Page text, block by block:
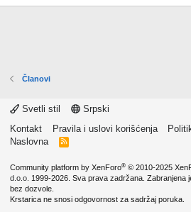
Članovi
Svetli stil
Srpski
Kontakt
Pravila i uslovi korišćenja
Naslovna
R
Community platform by XenForo® © 2010-2025
d.o.o. 1999-2026. Sva prava zadržana. Zabranjena
bez dozvole.
Krstarica ne snosi odgovornost za sadržaj poruka.